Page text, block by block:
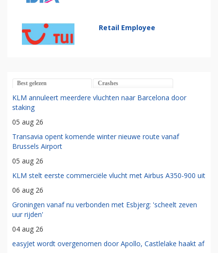
Retail Employee
Best gelezen Crashes
KLM annuleert meerdere vluchten naar Barcelona door
staking
05 aug 26
Transavia opent komende winter nieuwe route vanaf
Brussels Airport
05 aug 26
KLM stelt eerste commerciële vlucht met Airbus A350-900 uit
06 aug 26
Groningen vanaf nu verbonden met Esbjerg: 'scheelt zeven
uur rijden'
04 aug 26
easyJet wordt overgenomen door Apollo, Castlelake haakt af